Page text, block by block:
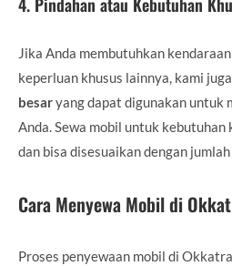
Jika Anda membutuhkan
keperluan khusus lainnya, kami
besaryang dapat digunakan untuk
Anda. Sewa mobil untuk
dan bisa disesuaikan dengan
Cara Menyewa Mobil di
Proses penyewaan mobil di